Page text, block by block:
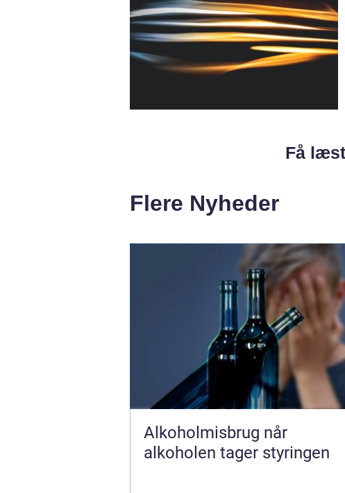
Få
Flere Nyheder
Alkoholmisbrug når
alkoholen tager styringen